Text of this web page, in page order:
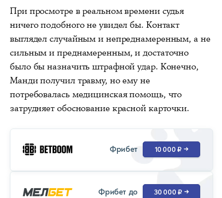
При просмотре в реальном времени судья
ничего подобного не увидел бы. Контакт
выглядел случайным и непреднамеренным, а не
сильным и преднамеренным, и достаточно
было бы назначить штрафной удар. Конечно,
Манди получил травму, но ему не
потребовалась медицинская помощь, что
затрудняет обоснование красной карточки.
Фрибет 10 000 ₽ →
Фрибет до 30 000 ₽ →